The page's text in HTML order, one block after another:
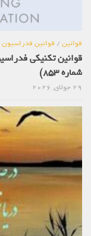
قوانین/ قوانین فدراسیون
شماره 853)
29 جولای, 2026